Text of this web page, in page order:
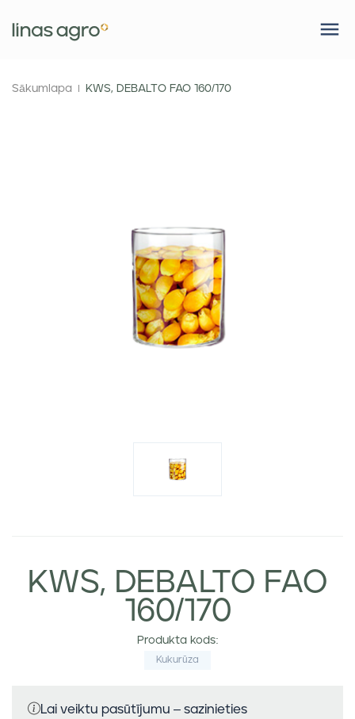
Sākumlapa KWS, DEBALTO FAO 160/170
KWS, DEBALTO FAO
160/170
Produkta kods:
Kukurūza
Lai veiktu pasūtījumu – sazinieties